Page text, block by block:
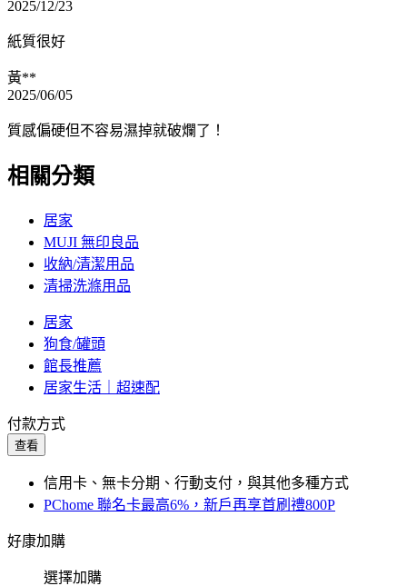
2025/12/23
紙質很好
黃**
2025/06/05
質感偏硬但不容易濕掉就破爛了！
相關分類
居家
MUJI 無印良品
收納/清潔用品
清掃洗滌用品
居家
狗食/罐頭
館長推薦
居家生活｜超速配
付款方式
查看
信用卡、無卡分期、行動支付，與其他多種方式
PChome 聯名卡最高6%，新戶再享首刷禮800P
好康加購
選擇加購